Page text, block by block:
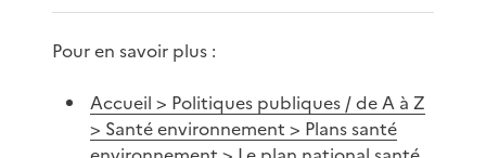
Pour en savoir plus :
Accueil > Politiques publiques / de A à Z
> Santé environnement > Plans santé